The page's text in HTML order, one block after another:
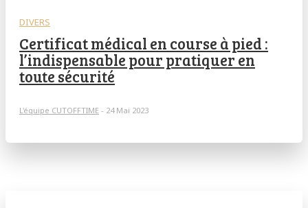
DIVERS
Certificat médical en course à pied :
l’indispensable pour pratiquer en
toute sécurité
L'équipe CUTOFFTIME - 24 Mai 2023